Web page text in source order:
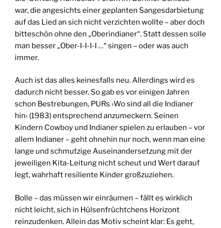
war, die angesichts einer geplanten Sangesdarbietung
auf das Lied an sich nicht verzichten wollte – aber doch
bitteschön ohne den „Oberindianer“. Statt dessen solle
man besser „Ober-I-I-I-I …“ singen – oder was auch
immer.
Auch ist das alles keinesfalls neu. Allerdings wird es
dadurch nicht besser. So gab es vor einigen Jahren
schon Bestrebungen, PURs ›Wo sind all die Indianer
hin‹ (1983) entsprechend anzumeckern. Seinen
Kindern Cowboy und Indianer spielen zu erlauben – vor
allem Indianer – geht ohnehin nur noch, wenn man eine
lange und schmutzige Auseinandersetzung mit der
jeweiligen Kita-Leitung nicht scheut und Wert darauf
legt, wahrhaft resiliente Kinder großzuziehen.
Bolle – das müssen wir einräumen – fällt es wirklich
nicht leicht, sich in Hülsenfrüchtchens Horizont
reinzudenken. Allein das Motiv scheint klar: Es geht,